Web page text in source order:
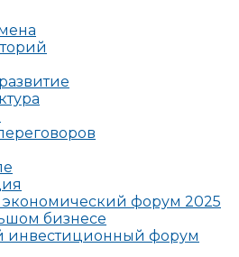
форум 2025
бизнесе
инвестиционный форум